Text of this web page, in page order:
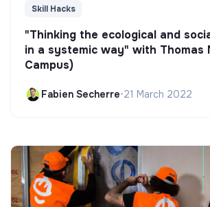
Skill Hacks
"Thinking the ecological and
in a systemic way" with Thomas
Campus)
Fabien Secherre•21 March 2022